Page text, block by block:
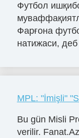
Футбол
Фарғона
натижаси,
MPL: "İmişli"
Bu gün Misli
verilir.